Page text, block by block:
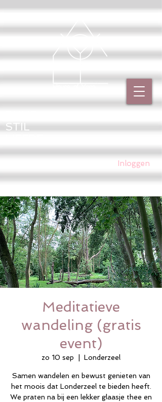
Inloggen
STIL
Meditatieve
wandeling (gratis
event)
zo 10 sep Londerzeel
Samen wandelen en bewust genieten van
het moois dat Londerzeel te bieden heeft.
We praten na bij een lekker glaasje thee en